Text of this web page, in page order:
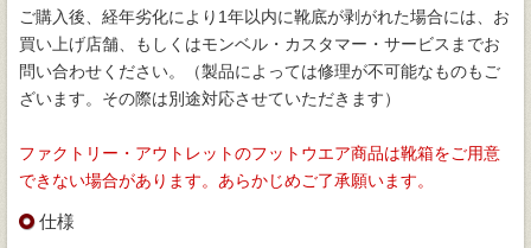
ご購入後、経年劣化により1年以内に靴底が剥がれた場合には、お
買い上げ店舗、もしくはモンベル・カスタマー・サービスまでお
問い合わせください。（製品によっては修理が不可能なものもご
ざいます。その際は別途対応させていただきます）
ファクトリー・アウトレットのフットウエア商品は靴箱をご用意
できない場合があります。あらかじめご了承願います。
仕様